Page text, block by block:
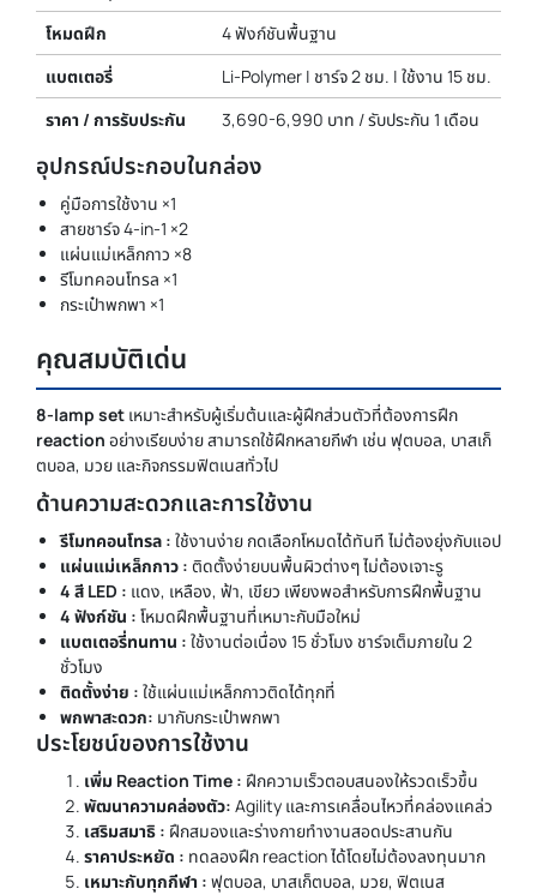
โหมดฝึก
4 ฟังก์ชันพื้นฐาน
แบตเตอรี่
Li-Polymer | ชาร์จ 2 ชม. | ใช้งาน 15 ชม.
ราคา / การรับประกัน
3,690-6,990 บาท / รับประกัน 1 เดือน
อุปกรณ์ประกอบในกล่อง
คู่มือการใช้งาน ×1
สายชาร์จ 4-in-1 ×2
แผ่นแม่เหล็กกาว ×8
รีโมทคอนโทรล ×1
กระเป๋าพกพา ×1
คุณสมบัติเด่น
8-lamp set เหมาะสำหรับผู้เริ่มต้นและผู้ฝึกส่วนตัวที่ต้องการฝึก
reaction อย่างเรียบง่าย สามารถใช้ฝึกหลายกีฬา เช่น ฟุตบอล, บาสเก็
ตบอล, มวย และกิจกรรมฟิตเนสทั่วไป
ด้านความสะดวกและการใช้งาน
รีโมทคอนโทรล : ใช้งานง่าย กดเลือกโหมดได้ทันที ไม่ต้องยุ่งกับแอป
แผ่นแม่เหล็กกาว : ติดตั้งง่ายบนพื้นผิวต่างๆ ไม่ต้องเจาะรู
4 สี LED : แดง, เหลือง, ฟ้า, เขียว เพียงพอสำหรับการฝึกพื้นฐาน
4 ฟังก์ชัน : โหมดฝึกพื้นฐานที่เหมาะกับมือใหม่
แบตเตอรี่ทนทาน : ใช้งานต่อเนื่อง 15 ชั่วโมง ชาร์จเต็มภายใน 2
ชั่วโมง
ติดตั้งง่าย : ใช้แผ่นแม่เหล็กกาวติดได้ทุกที่
พกพาสะดวก: มากับกระเป๋าพกพา
ประโยชน์ของการใช้งาน
เพิ่ม Reaction Time : ฝึกความเร็วตอบสนองให้รวดเร็วขึ้น
พัฒนาความคล่องตัว: Agility และการเคลื่อนไหวที่คล่องแคล่ว
เสริมสมาธิ : ฝึกสมองและร่างกายทำงานสอดประสานกัน
ราคาประหยัด : ทดลองฝึก reaction ได้โดยไม่ต้องลงทุนมาก
เหมาะกับทุกกีฬา : ฟุตบอล, บาสเก็ตบอล, มวย, ฟิตเนส